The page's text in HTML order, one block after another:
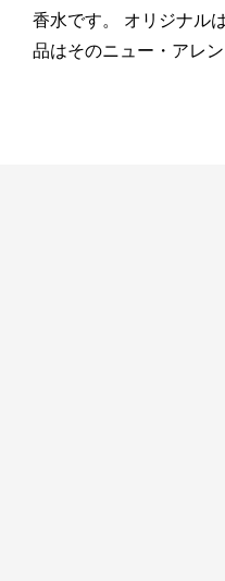
香水です。 オリジナル
品はそのニュー・アレ